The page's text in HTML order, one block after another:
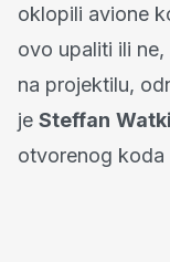
oklopili avione
ovo upaliti ili
na projektilu,
je Steffan
otvorenog